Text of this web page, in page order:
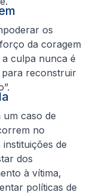
os
da coragem
culpa nunca é
para reconstruir
caso de
no
de
dos
à vítima,
políticas de